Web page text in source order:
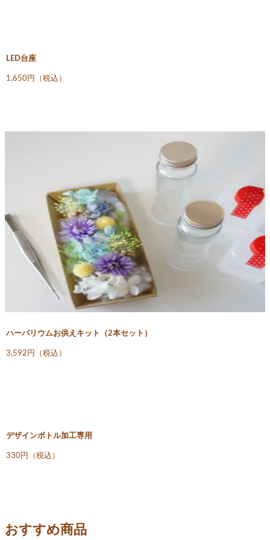
LED台座
1,650円（税込）
ハーバリウムお供えキット（2本セット）
3,592円（税込）
デザインボトル加工専用
330円（税込）
おすすめ商品